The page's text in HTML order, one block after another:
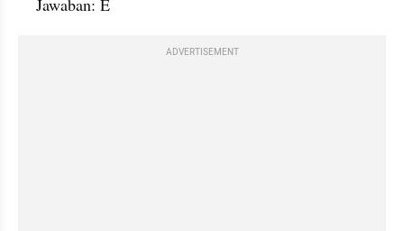
Jawaban: E
ADVERTISEMENT